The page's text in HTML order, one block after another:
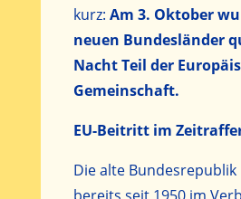
kurz: Am 3. Oktober
neuen Bundesländer
Nacht Teil der
Gemeinschaft.
EU-Beitritt im
Die alte